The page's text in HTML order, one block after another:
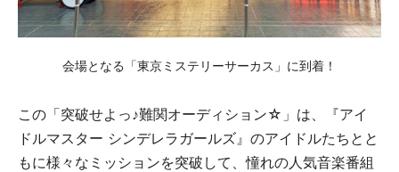
会場となる「東京ミステリーサーカス」に到着！
この「突破せよっ♪難関オーディション☆」は、『アイ
ドルマスター シンデレラガールズ』のアイドルたちとと
もに様々なミッションを突破して、憧れの人気音楽番組